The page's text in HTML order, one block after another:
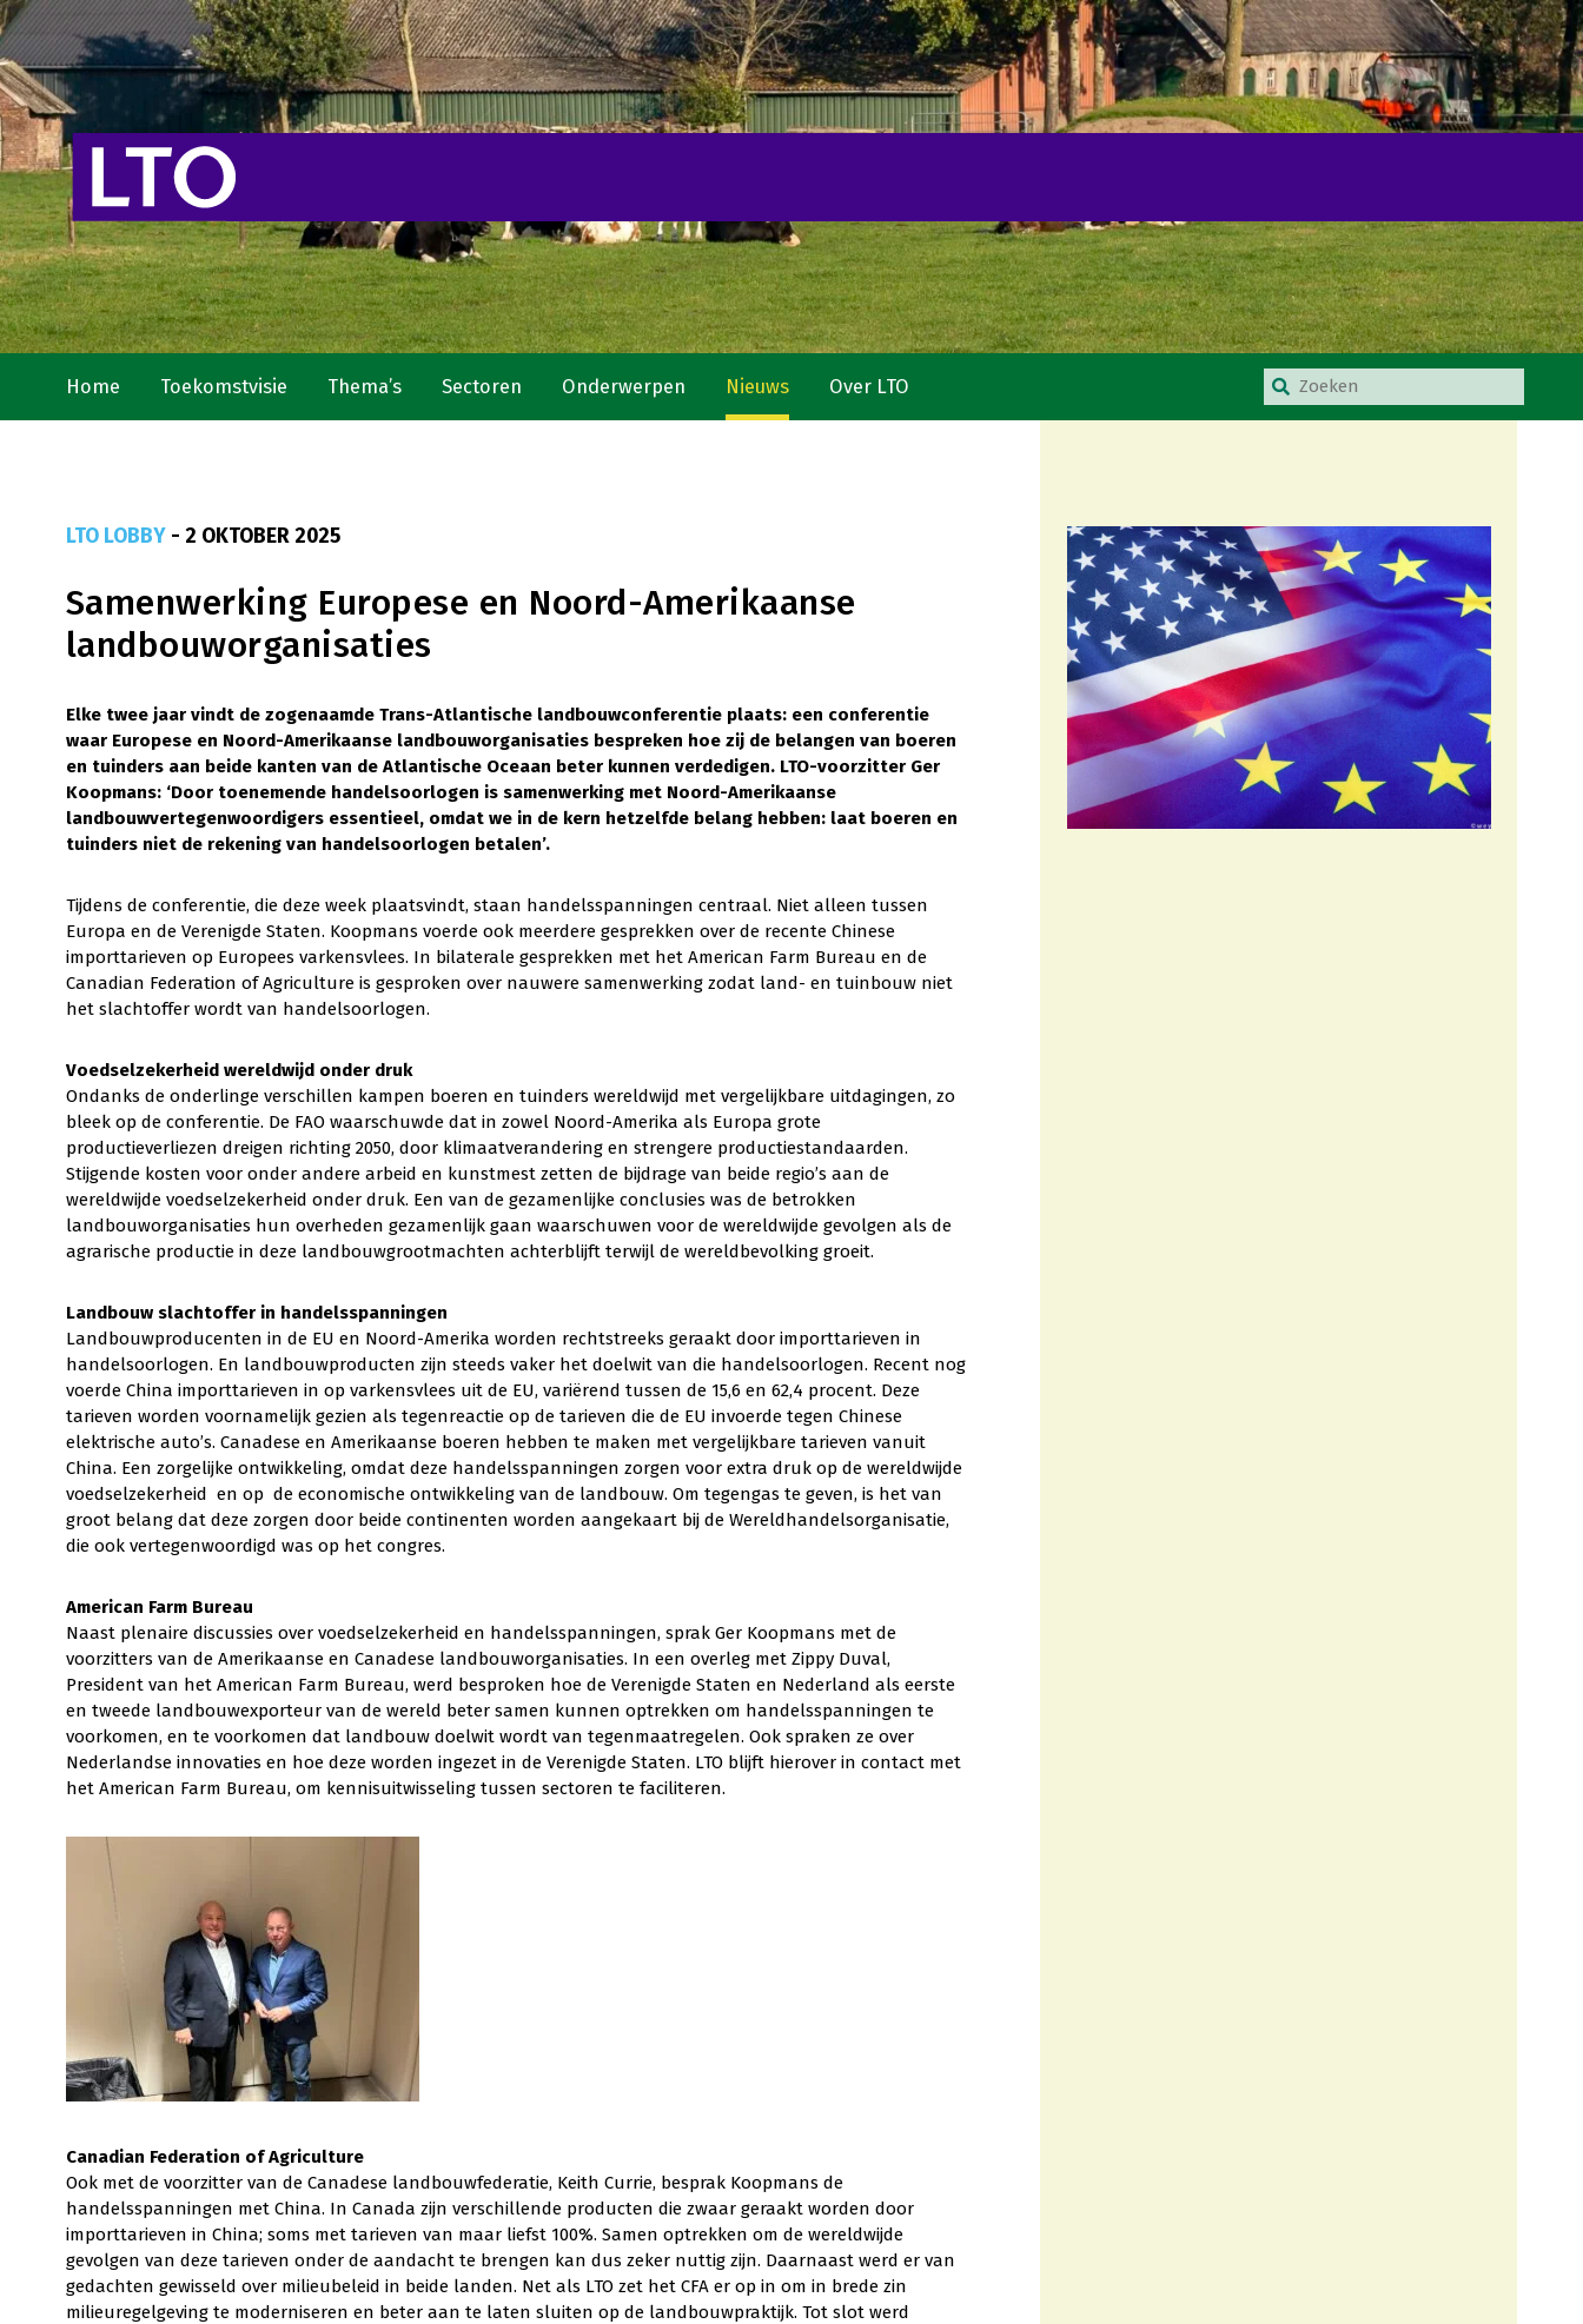
Home Toekomstvisie Thema’s Sectoren Onderwerpen Nieuws Over LTO
LTO LOBBY- 2 OKTOBER 2025
Samenwerking Europese en Noord-Amerikaanse
landbouworganisaties
Elke twee jaar vindt de zogenaamde Trans-Atlantische landbouwconferentie plaats: een conferentie
waar Europese en Noord-Amerikaanse landbouworganisaties bespreken hoe zij de belangen van boeren
en tuinders aan beide kanten van de Atlantische Oceaan beter kunnen verdedigen. LTO-voorzitter Ger
Koopmans: ‘Door toenemende handelsoorlogen is samenwerking met Noord-Amerikaanse
landbouwvertegenwoordigers essentieel, omdat we in de kern hetzelfde belang hebben: laat boeren en
tuinders niet de rekening van handelsoorlogen betalen’.
Tijdens de conferentie, die deze week plaatsvindt, staan handelsspanningen centraal. Niet alleen tussen
Europa en de Verenigde Staten. Koopmans voerde ook meerdere gesprekken over de recente Chinese
importtarieven op Europees varkensvlees. In bilaterale gesprekken met het American Farm Bureau en de
Canadian Federation of Agriculture is gesproken over nauwere samenwerking zodat land- en tuinbouw niet
het slachtoffer wordt van handelsoorlogen.
Voedselzekerheid wereldwijd onder druk
Ondanks de onderlinge verschillen kampen boeren en tuinders wereldwijd met vergelijkbare uitdagingen, zo
bleek op de conferentie. De FAO waarschuwde dat in zowel Noord-Amerika als Europa grote
productieverliezen dreigen richting 2050, door klimaatverandering en strengere productiestandaarden.
Stijgende kosten voor onder andere arbeid en kunstmest zetten de bijdrage van beide regio’s aan de
wereldwijde voedselzekerheid onder druk. Een van de gezamenlijke conclusies was de betrokken
landbouworganisaties hun overheden gezamenlijk gaan waarschuwen voor de wereldwijde gevolgen als de
agrarische productie in deze landbouwgrootmachten achterblijft terwijl de wereldbevolking groeit.
Landbouw slachtoffer in handelsspanningen
Landbouwproducenten in de EU en Noord-Amerika worden rechtstreeks geraakt door importtarieven in
handelsoorlogen. En landbouwproducten zijn steeds vaker het doelwit van die handelsoorlogen. Recent nog
voerde China importtarieven in op varkensvlees uit de EU, variërend tussen de 15,6 en 62,4 procent. Deze
tarieven worden voornamelijk gezien als tegenreactie op de tarieven die de EU invoerde tegen Chinese
elektrische auto’s. Canadese en Amerikaanse boeren hebben te maken met vergelijkbare tarieven vanuit
China. Een zorgelijke ontwikkeling, omdat deze handelsspanningen zorgen voor extra druk op de wereldwijde
voedselzekerheid en op de economische ontwikkeling van de landbouw. Om tegengas te geven, is het van
groot belang dat deze zorgen door beide continenten worden aangekaart bij de Wereldhandelsorganisatie,
die ook vertegenwoordigd was op het congres.
American Farm Bureau
Naast plenaire discussies over voedselzekerheid en handelsspanningen, sprak Ger Koopmans met de
voorzitters van de Amerikaanse en Canadese landbouworganisaties. In een overleg met Zippy Duval,
President van het American Farm Bureau, werd besproken hoe de Verenigde Staten en Nederland als eerste
en tweede landbouwexporteur van de wereld beter samen kunnen optrekken om handelsspanningen te
voorkomen, en te voorkomen dat landbouw doelwit wordt van tegenmaatregelen. Ook spraken ze over
Nederlandse innovaties en hoe deze worden ingezet in de Verenigde Staten. LTO blijft hierover in contact met
het American Farm Bureau, om kennisuitwisseling tussen sectoren te faciliteren.
Canadian Federation of Agriculture
Ook met de voorzitter van de Canadese landbouwfederatie, Keith Currie, besprak Koopmans de
handelsspanningen met China. In Canada zijn verschillende producten die zwaar geraakt worden door
importtarieven in China; soms met tarieven van maar liefst 100%. Samen optrekken om de wereldwijde
gevolgen van deze tarieven onder de aandacht te brengen kan dus zeker nuttig zijn. Daarnaast werd er van
gedachten gewisseld over milieubeleid in beide landen. Net als LTO zet het CFA er op in om in brede zin
milieuregelgeving te moderniseren en beter aan te laten sluiten op de landbouwpraktijk. Tot slot werd